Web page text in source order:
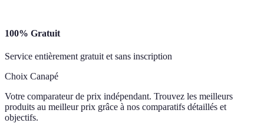
100% Gratuit
Service entièrement gratuit et sans inscription
Choix Canapé
Votre comparateur de prix indépendant. Trouvez les meilleurs
produits au meilleur prix grâce à nos comparatifs détaillés et
objectifs.